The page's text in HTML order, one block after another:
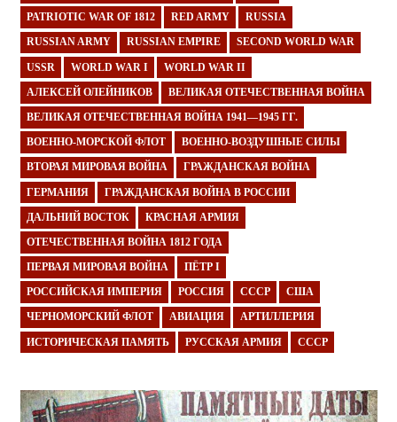
PATRIOTIC WAR OF 1812 RED ARMY RUSSIA
RUSSIAN ARMY RUSSIAN EMPIRE SECOND WORLD WAR
USSR WORLD WAR I WORLD WAR II
АЛЕКСЕЙ ОЛЕЙНИКОВ ВЕЛИКАЯ ОТЕЧЕСТВЕННАЯ ВОЙНА
ВЕЛИКАЯ ОТЕЧЕСТВЕННАЯ ВОЙНА 1941—1945 ГГ.
ВОЕННО-МОРСКОЙ ФЛОТ ВОЕННО-ВОЗДУШНЫЕ СИЛЫ
ВТОРАЯ МИРОВАЯ ВОЙНА ГРАЖДАНСКАЯ ВОЙНА
ГЕРМАНИЯ ГРАЖДАНСКАЯ ВОЙНА В РОССИИ
ДАЛЬНИЙ ВОСТОК КРАСНАЯ АРМИЯ
ОТЕЧЕСТВЕННАЯ ВОЙНА 1812 ГОДА
ПЕРВАЯ МИРОВАЯ ВОЙНА ПЁТР I
РОССИЙСКАЯ ИМПЕРИЯ РОССИЯ СССР США
ЧЕРНОМОРСКИЙ ФЛОТ АВИАЦИЯ АРТИЛЛЕРИЯ
ИСТОРИЧЕСКАЯ ПАМЯТЬ РУССКАЯ АРМИЯ СССР